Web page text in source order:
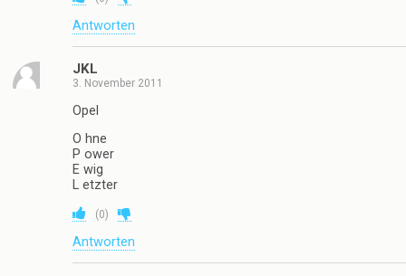
Antworten
JKL
3. November 2011
Opel
O hne
P ower
E wig
L etzter
(0)
Antworten